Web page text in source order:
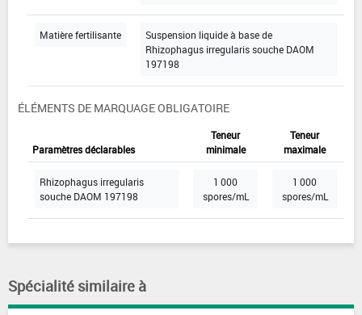
Matière fertilisante
Suspension liquide à base de
Rhizophagus irregularis souche DAOM
197198
ÉLÉMENTS DE MARQUAGE OBLIGATOIRE
Paramètres déclarables
Teneur
minimale
Teneur
maximale
Rhizophagus irregularis
souche DAOM 197198
1 000
spores/mL
1 000
spores/mL
Spécialité similaire à